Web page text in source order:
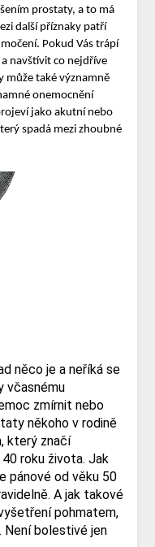
prostaty, a to má
další příznaky patří
Pokud Vás trápí
navštívit co nejdříve
může také významně
onemocnění
jako akutní nebo
spadá mezi zhoubné
něco je a neříká se
včasnému
zmírnit nebo
někoho v rodině
který značí
roku života. Jak
pánové od věku 50
A jak takové
pohmatem,
Není bolestivé jen